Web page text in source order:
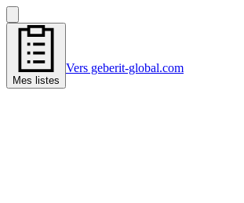
Mes listes
Vers geberit-global.com